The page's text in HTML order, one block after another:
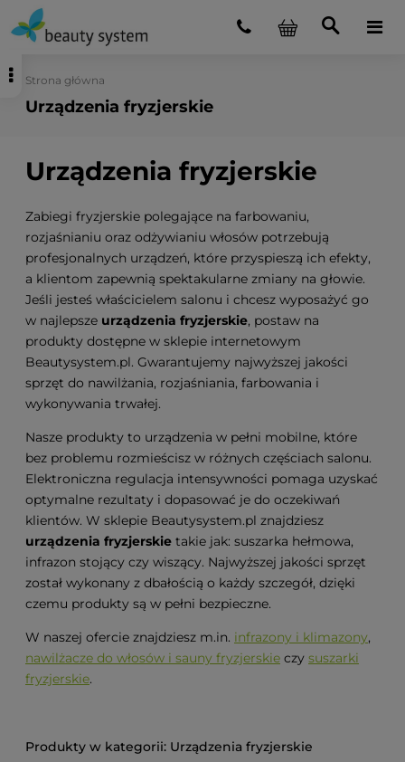
Strona główna
Urządzenia fryzjerskie
Urządzenia fryzjerskie
Zabiegi fryzjerskie polegające na farbowaniu,
rozjaśnianiu oraz odżywianiu włosów potrzebują
profesjonalnych urządzeń, które przyspieszą ich efekty,
a klientom zapewnią spektakularne zmiany na głowie.
Jeśli jesteś właścicielem salonu i chcesz wyposażyć go
w najlepsze urządzenia fryzjerskie, postaw na
produkty dostępne w sklepie internetowym
Beautysystem.pl. Gwarantujemy najwyższej jakości
sprzęt do nawilżania, rozjaśniania, farbowania i
wykonywania trwałej.
Nasze produkty to urządzenia w pełni mobilne, które
bez problemu rozmieścisz w różnych częściach salonu.
Elektroniczna regulacja intensywności pomaga uzyskać
optymalne rezultaty i dopasować je do oczekiwań
klientów. W sklepie Beautysystem.pl znajdziesz
urządzenia fryzjerskie takie jak: suszarka hełmowa,
infrazon stojący czy wiszący. Najwyższej jakości sprzęt
został wykonany z dbałością o każdy szczegół, dzięki
czemu produkty są w pełni bezpieczne.
W naszej ofercie znajdziesz m.in. infrazony i klimazony,
nawilżacze do włosów i sauny fryzjerskie czy suszarki
fryzjerskie.
Urządzenia fryzjerskie